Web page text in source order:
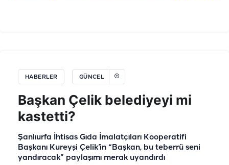
HABERLER GÜNCEL
Başkan Çelik belediyeyi mi
kastetti?
Şanlıurfa İhtisas Gıda İmalatçıları Kooperatifi
Başkanı Kureyşi Çelik’in “Başkan, bu teberrü seni
yandıracak” paylaşımı merak uyandırdı